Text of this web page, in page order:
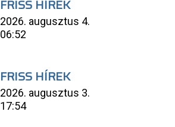
FRISS HÍREK
2026. augusztus 4.
06:52
FRISS HÍREK
2026. augusztus 3.
17:54